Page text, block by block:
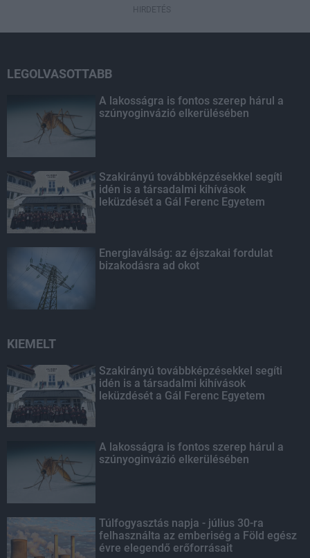
HIRDETÉS
LEGOLVASOTTABB
A lakosságra is fontos szerep hárul a
szúnyoginvázió elkerülésében
Szakirányú továbbképzésekkel segíti
idén is a társadalmi kihívások
leküzdését a Gál Ferenc Egyetem
Energiaválság: az éjszakai fordulat
bizakodásra ad okot
KIEMELT
Szakirányú továbbképzésekkel segíti
idén is a társadalmi kihívások
leküzdését a Gál Ferenc Egyetem
A lakosságra is fontos szerep hárul a
szúnyoginvázió elkerülésében
Túlfogyasztás napja - július 30-ra
felhasználta az emberiség a Föld egész
évre elegendő erőforrásait